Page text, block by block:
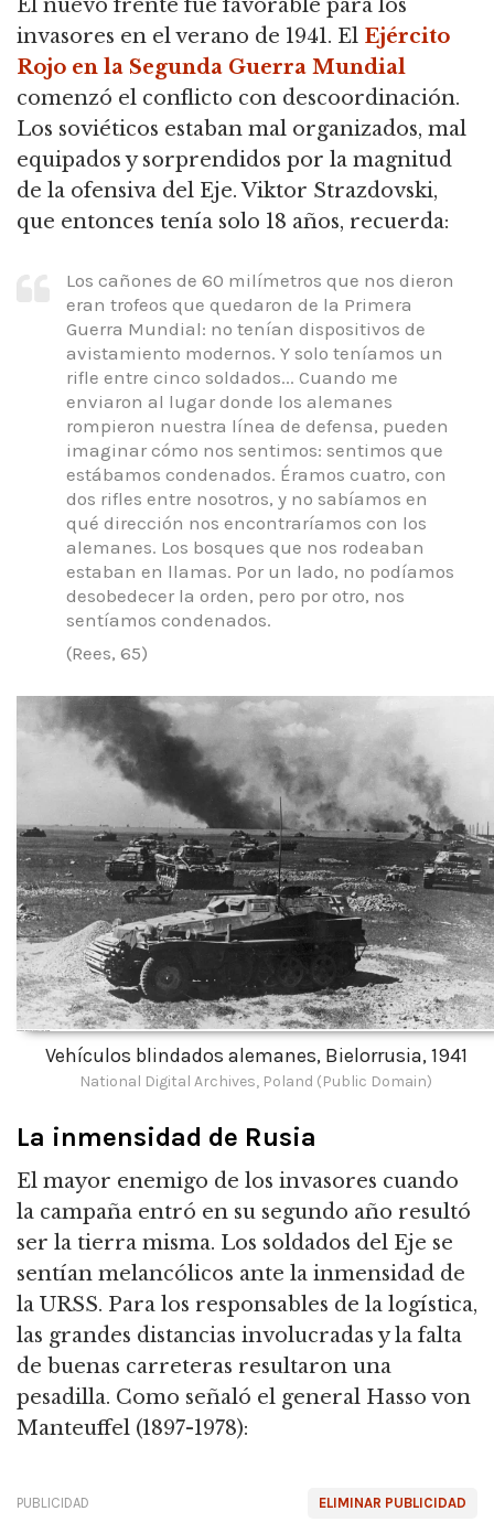
El nuevo frente fue favorable para los
invasores en el verano de 1941. El Ejército
Rojo en la Segunda Guerra Mundial
comenzó el conflicto con descoordinación.
Los soviéticos estaban mal organizados, mal
equipados y sorprendidos por la magnitud
de la ofensiva del Eje.Viktor Strazdovski,
que entonces tenía solo 18 años, recuerda:
Los cañones de 60 milímetros que nos dieron
eran trofeos que quedaron de la Primera
Guerra Mundial: no tenían dispositivos de
avistamiento modernos. Y solo teníamos un
rifle entre cinco soldados... Cuando me
enviaron al lugar donde los alemanes
rompieron nuestra línea de defensa, pueden
imaginar cómo nos sentimos: sentimos que
estábamos condenados. Éramos cuatro, con
dos rifles entre nosotros, y no sabíamos en
qué dirección nos encontraríamos con los
alemanes. Los bosques que nos rodeaban
estaban en llamas. Por un lado, no podíamos
desobedecer la orden, pero por otro, nos
sentíamos condenados.
(Rees, 65)
Vehículos blindados alemanes, Bielorrusia, 1941
National Digital Archives, Poland (Public Domain)
La inmensidad de Rusia
El mayor enemigo de los invasores cuando
la campaña entró en su segundo año resultó
ser la tierra misma. Los soldados del Eje se
sentían melancólicos ante la inmensidad de
la URSS. Para los responsables de la logística,
las grandes distancias involucradas y la falta
de buenas carreteras resultaron una
pesadilla. Como señaló el general Hasso von
Manteuffel (1897-1978):
ELIMINAR PUBLICIDAD
PUBLICIDAD